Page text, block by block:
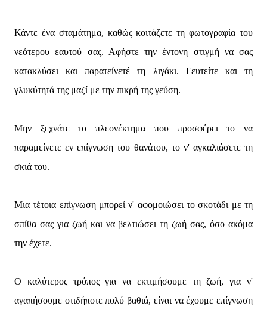
Κάντε ένα σταμάτημα, καθώς κοιτάζετε τη φωτογραφία του
νεότερου εαυτού σας. Αφήστε την έντονη στιγμή να σας
κατακλύσει και παρατείνετέ τη λιγάκι. Γευτείτε και τη
γλυκύτητά της μαζί με την πικρή της γεύση.
Μην ξεχνάτε το πλεονέκτημα που προσφέρει το να
παραμείνετε εν επίγνωση του θανάτου, το ν' αγκαλιάσετε τη
σκιά του.
Μια τέτοια επίγνωση μπορεί ν' αφομοιώσει το σκοτάδι με τη
σπίθα σας για ζωή και να βελτιώσει τη ζωή σας, όσο ακόμα
την έχετε.
Ο καλύτερος τρόπος για να εκτιμήσουμε τη ζωή, για ν'
αγαπήσουμε οτιδήποτε πολύ βαθιά, είναι να έχουμε επίγνωση